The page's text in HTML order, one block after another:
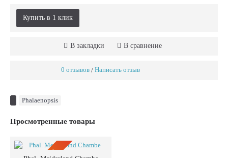
Купить в 1 клик
В закладки В сравнение
0 отзывов / Написать отзыв
Phalaenopsis
Просмотренные товары